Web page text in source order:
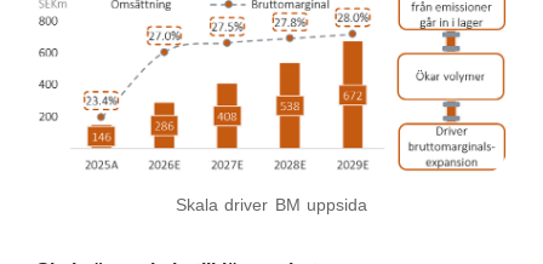
Skala driver BM uppsida